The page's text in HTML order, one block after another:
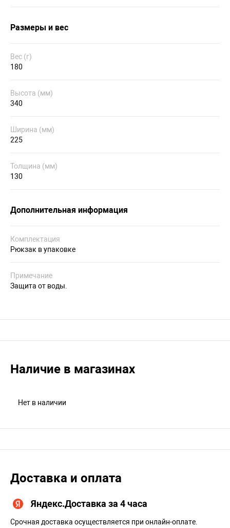
Размеры и вес
Вес (г)
180
Высота (мм)
340
Ширина (мм)
225
Толщина (мм)
130
Дополнительная информация
Комплектация
Рюкзак в упаковке
Примечание
Защита от воды.
Наличие в магазинах
Нет в наличии
Доставка и оплата
Яндекс.Доставка за 4 часа
Срочная доставка осуществляется при онлайн-оплате.